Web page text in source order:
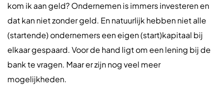
kom ik aan geld? Ondernemen is immers investeren en
dat kan niet zonder geld. En natuurlijk hebben niet alle
(startende) ondernemers een eigen (start)kapitaal bij
elkaar gespaard. Voor de hand ligt om een lening bij de
bank te vragen. Maar er zijn nog veel meer
mogelijkheden.